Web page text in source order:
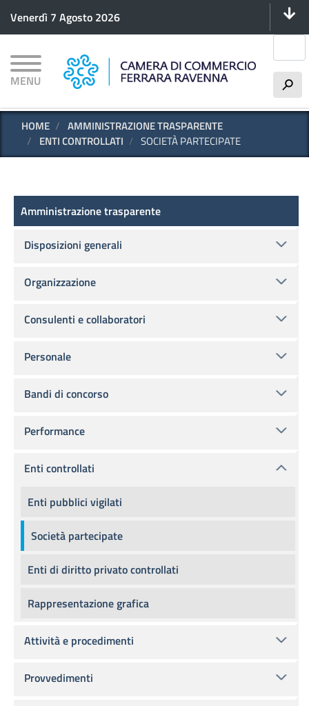
principale
Venerdì 7 Agosto 2026
MENU h
HOME
AMMINISTRAZIONE TRASPARENTE
ENTI CONTROLLATI
SOCIETÀ PARTECIPATE
Amministrazione trasparente
Amministrazione trasparente
Disposizioni generali
Organizzazione
Consulenti e collaboratori
Personale
Bandi di concorso
Performance
Enti controllati
Enti pubblici vigilati
Società partecipate
Enti di diritto privato controllati
Rappresentazione grafica
Attività e procedimenti
Provvedimenti